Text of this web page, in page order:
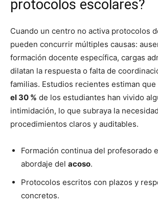
protocolos escolares?
Cuando un centro no activa protocolos
pueden concurrir múltiples causas:
formación docente específica, cargas
dilatan la respuesta o falta de
familias. Estudios recientes estiman
el 30 % de los estudiantes han vivido
intimidación, lo que subraya la
procedimientos claros y auditables.
Formación continua del profesorado
abordaje del acoso.
Protocolos escritos con plazos y
concretos.